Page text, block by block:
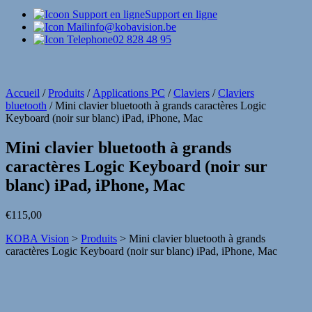
Support en ligne
info@kobavision.be
02 828 48 95
Accueil /Produits / Applications PC /Claviers /Claviers
bluetooth /Mini clavier bluetooth à grands caractères Logic
Keyboard (noir sur blanc) iPad, iPhone, Mac
Mini clavier bluetooth à grands
caractères Logic Keyboard (noir sur
blanc) iPad, iPhone, Mac
€115,00
KOBA Vision > Produits > Mini clavier bluetooth à grands
caractères Logic Keyboard (noir sur blanc) iPad, iPhone, Mac